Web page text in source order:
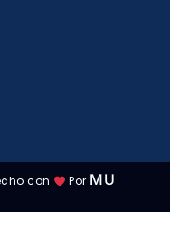
con Por MU